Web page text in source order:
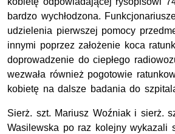
bardzo wychłodzona.
udzielenia pierwszej pomocy
innymi poprzez założenie koca
doprowadzenie do ciepłego
wezwała również pogotowie
kobietę na dalsze badania do
Sierż. szt. Mariusz Woźniak i sierż.
Wasilewska po raz kolejny wykazali